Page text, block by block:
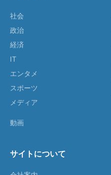
社会
政治
経済
IT
エンタメ
スポーツ
メディア
動画
サイトについて